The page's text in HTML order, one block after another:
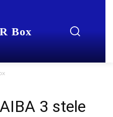
Box
3 stele